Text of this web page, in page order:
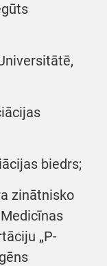
biedrs;
zinātnisko
„P-